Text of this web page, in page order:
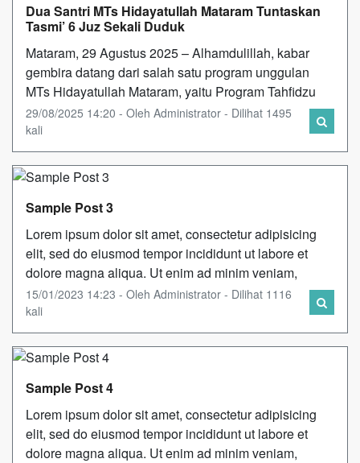
Dua Santri MTs Hidayatullah Mataram Tuntaskan
Tasmi’ 6 Juz Sekali Duduk
Mataram, 29 Agustus 2025 – Alhamdulillah, kabar
gembira datang dari salah satu program unggulan
MTs Hidayatullah Mataram, yaitu Program Tahfidzu
29/08/2025 14:20 - Oleh Administrator - Dilihat 1495
kali
Sample Post 3
Lorem ipsum dolor sit amet, consectetur adipisicing
elit, sed do eiusmod tempor incididunt ut labore et
dolore magna aliqua. Ut enim ad minim veniam,
15/01/2023 14:23 - Oleh Administrator - Dilihat 1116
kali
Sample Post 4
Lorem ipsum dolor sit amet, consectetur adipisicing
elit, sed do eiusmod tempor incididunt ut labore et
dolore magna aliqua. Ut enim ad minim veniam,